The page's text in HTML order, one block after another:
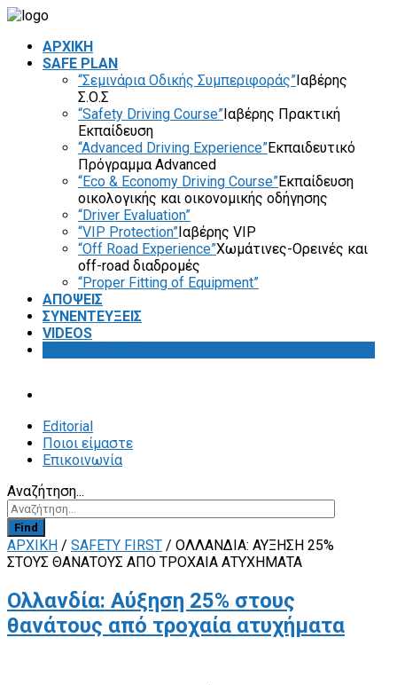
ΑΡΧΙΚΗ
SAFE PLAN
“Σεμινάρια Οδικής Συμπεριφοράς”Ιαβέρης
Σ.Ο.Σ
“Safety Driving Course”Ιαβέρης Πρακτική
Εκπαίδευση
“Advanced Driving Experience”Εκπαιδευτικό
Πρόγραμμα Advanced
“Eco & Economy Driving Course”Εκπαίδευση
οικολογικής και οικονομικής οδήγησης
“Driver Evaluation”
“VIP Protection”Ιαβέρης VIP
“Off Road Experience”Χωμάτινες-Ορεινές και
off-road διαδρομές
“Proper Fitting of Equipment”
ΑΠΟΨΕΙΣ
ΣΥΝΕΝΤΕΥΞΕΙΣ
VIDEOS
Editorial
Ποιοι είμαστε
Επικοινωνία
Αναζήτηση...
Find
ΑΡΧΙΚΗ / SAFETY FIRST / ΟΛΛΑΝΔΊΑ: ΑΎΞΗΣΗ 25%
ΣΤΟΥΣ ΘΑΝΆΤΟΥΣ ΑΠΌ ΤΡΟΧΑΊΑ ΑΤΥΧΉΜΑΤΑ
Ολλανδία: Αύξηση 25% στους
θανάτους από τροχαία ατυχήματα